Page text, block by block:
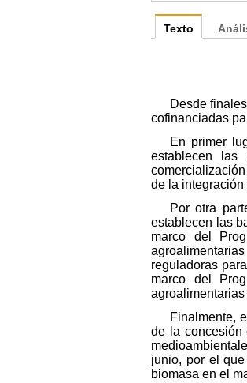
Texto
Desde
cofinanciadas
En primer
establecen las
de la
Por otra
establecen las
marco del
reguladoras
marco del
Finalmente,
de la concesión
junio, por el
biomasa en el